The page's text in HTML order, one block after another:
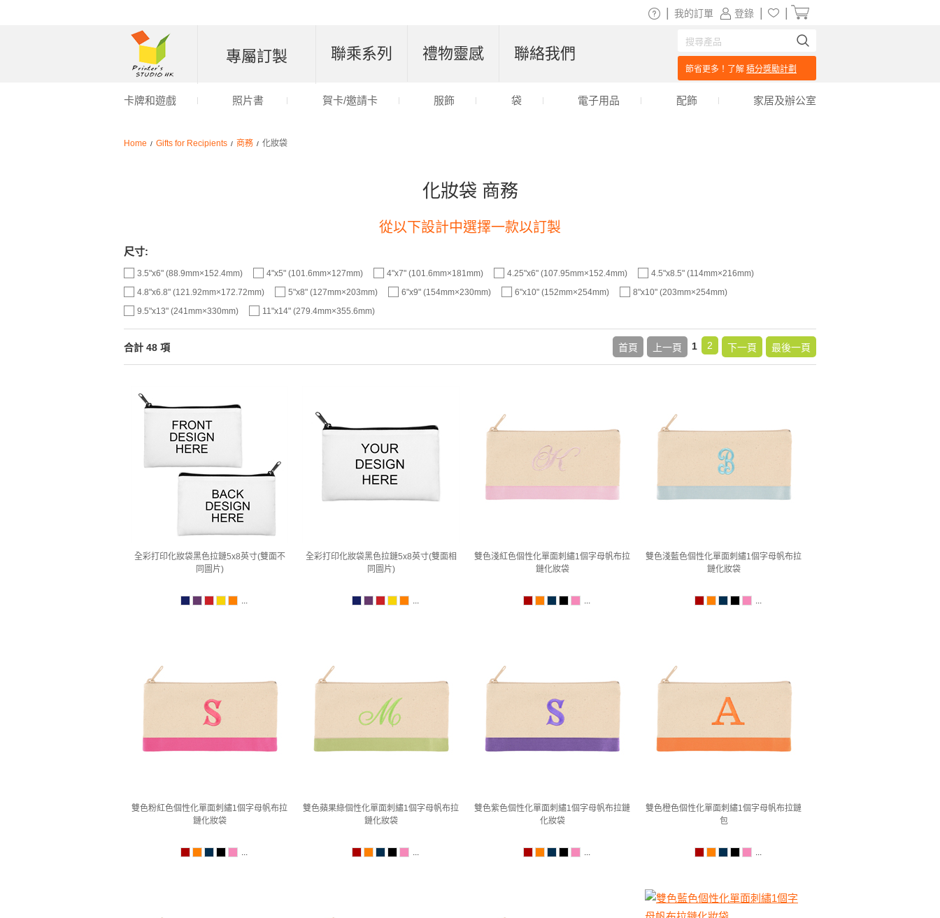
Home / Gifts for Recipients / 商務 / 化妝袋
化妝袋 商務
從以下設計中選擇一款以訂製
尺寸:
3.5"x6" (88.9mm×152.4mm) 4"x5" (101.6mm×127mm) 4"x7" (101.6mm×181mm) 4.25"x6" (107.95mm×152.4mm)
4.5"x8.5" (114mm×216mm)
4.8"x6.8" (121.92mm×172.72mm)
5"x8" (127mm×203mm) 6"x9" (154mm×230mm) 6"x10" (152mm×254mm)
8"x10" (203mm×254mm)
9.5"x13" (241mm×330mm)
11"x14" (279.4mm×355.6mm)
合計 48 項 首頁 上一頁 1 2 下一頁 最後一頁
全彩打印化妝袋黑色拉鏈5x8英寸(雙面不
同圖片)
...
全彩打印化妝袋黑色拉鏈5x8英寸(雙面相
同圖片)
...
雙色淺紅色個性化單面刺繡1個字母帆布拉
鏈化妝袋
...
雙色淺藍色個性化單面刺繡1個字母帆布拉
鏈化妝袋
...
雙色粉紅色個性化單面刺繡1個字母帆布拉
鏈化妝袋
...
雙色蘋果綠個性化單面刺繡1個字母帆布拉
鏈化妝袋
...
雙色紫色個性化單面刺繡1個字母帆布拉鏈
化妝袋
...
雙色橙色個性化單面刺繡1個字母帆布拉鏈
包
...
登錄
我的訂單
專屬訂製 聯乘系列 禮物靈感 聯絡我們
節省更多！了解 積分獎勵計劃
卡牌和遊戲 照片書 賀卡/邀請卡 服飾 袋 電子用品 配飾 家居及辦公室